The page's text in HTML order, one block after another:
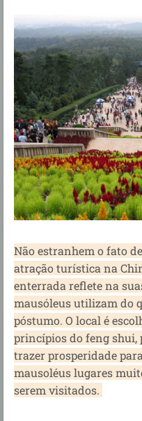
Não estranhem o fato
atração turística na
enterrada reflete na
mausóleus utilizam do
póstumo. O local é
princípios do feng shui,
trazer prosperidade
mausoléus lugares
serem visitados.